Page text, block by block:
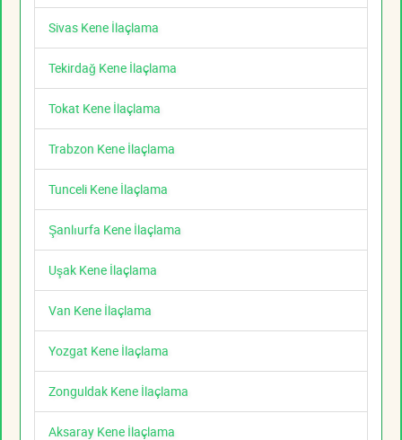
Sivas Kene İlaçlama
Tekirdağ Kene İlaçlama
Tokat Kene İlaçlama
Trabzon Kene İlaçlama
Tunceli Kene İlaçlama
Şanlıurfa Kene İlaçlama
Uşak Kene İlaçlama
Van Kene İlaçlama
Yozgat Kene İlaçlama
Zonguldak Kene İlaçlama
Aksaray Kene İlaçlama